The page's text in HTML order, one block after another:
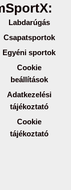
SportX:
Labdarúgás
Csapatsportok
Egyéni sportok
Cookie
beállítások
Adatkezelési
tájékoztató
Cookie
tájékoztató